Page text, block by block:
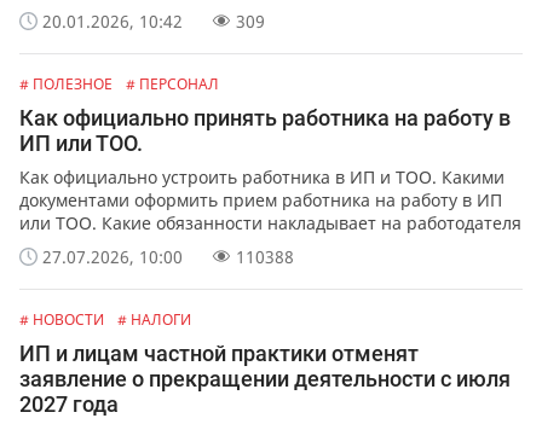
20.01.2026, 10:42
309
# ПОЛЕЗНОЕ # ПЕРСОНАЛ
Как официально принять работника на работу в
ИП или ТОО.
Как официально устроить работника в ИП и ТОО. Какими
документами оформить прием работника на работу в ИП
или ТОО. Какие обязанности накладывает на работодателя
официальное оформление работников.
27.07.2026, 10:00 110388
# НОВОСТИ # НАЛОГИ
ИП и лицам частной практики отменят
заявление о прекращении деятельности с июля
2027 года